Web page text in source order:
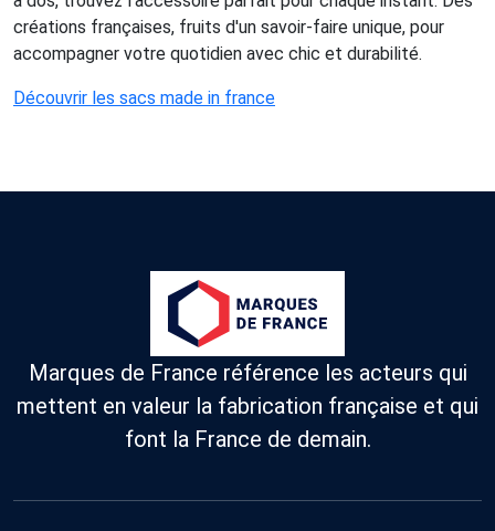
créations françaises, fruits d'un savoir-faire unique, pour
accompagner votre quotidien avec chic et durabilité.
Découvrir les sacs made in france
Marques de France référence les acteurs qui
mettent en valeur la fabrication française et qui
font la France de demain.